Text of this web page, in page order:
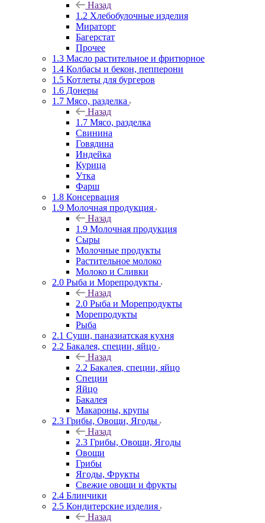
Назад
1.2 Хлебобулочные изделия
Мираторг
Багерстат
Прочее
1.3 Масло растительное и фритюрное
1.4 Колбасы и бекон, пепперони
1.5 Котлеты для бургеров
1.6 Донеры
1.7 Мясо, разделка
Назад
1.7 Мясо, разделка
Свинина
Говядина
Индейка
Курица
Утка
Фарш
1.8 Консервация
1.9 Молочная продукция
Назад
1.9 Молочная продукция
Сыры
Молочные продукты
Растительное молоко
Молоко и Сливки
2.0 Рыба и Морепродукты
Назад
2.0 Рыба и Морепродукты
Морепродукты
Рыба
2.1 Суши, паназиатская кухня
2.2 Бакалея, специи, яйцо
Назад
2.2 Бакалея, специи, яйцо
Специи
Яйцо
Бакалея
Макароны, крупы
2.3 Грибы, Овощи, Ягоды
Назад
2.3 Грибы, Овощи, Ягоды
Овощи
Грибы
Ягоды, Фрукты
Свежие овощи и фрукты
2.4 Блинчики
2.5 Кондитерские изделия
Назад